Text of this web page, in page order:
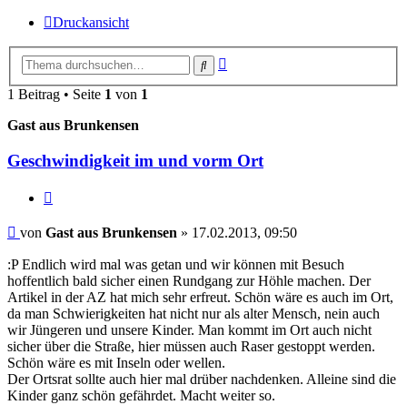
Druckansicht
Suche
1 Beitrag • Seite 1 von 1
Gast aus Brunkensen
Geschwindigkeit im und vorm Ort
Beitrag
von Gast aus Brunkensen » 17.02.2013, 09:50
:P Endlich wird mal was getan und wir können mit Besuch
hoffentlich bald sicher einen Rundgang zur Höhle machen. Der
Artikel in der AZ hat mich sehr erfreut. Schön wäre es auch im Ort,
da man Schwierigkeiten hat nicht nur als alter Mensch, nein auch
wir Jüngeren und unsere Kinder. Man kommt im Ort auch nicht
sicher über die Straße, hier müssen auch Raser gestoppt werden.
Schön wäre es mit Inseln oder wellen.
Der Ortsrat sollte auch hier mal drüber nachdenken. Alleine sind die
Kinder ganz schön gefährdet. Macht weiter so.